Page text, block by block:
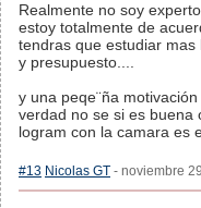
Realmente no soy
estoy totalmente de
tendras que estudiar
y presupuesto....
y una peqe¨ña
verdad no se si es buena
logram con la camara es
#13 Nicolas GT - noviembre